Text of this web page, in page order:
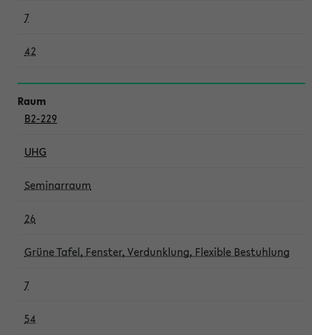
7
42
B2-229
UHG
Seminarraum
26
Grüne Tafel, Fenster, Verdunklung, Flexible Bestuhlung
7
54